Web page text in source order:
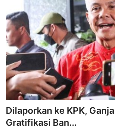
Dilaporkan ke KPK,
Gratifikasi Ban...